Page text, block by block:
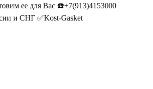
ее для Вас ☎️+7(913)4153000
и СНГ ✅Kost-Gasket